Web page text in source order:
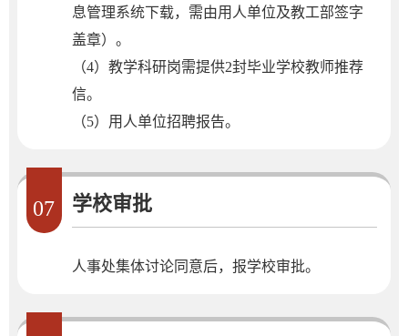
息管理系统下载，需由用人单位及教工部签字
盖章）。
（4）教学科研岗需提供2封毕业学校教师推荐
信。
（5）用人单位招聘报告。
07 学校审批
人事处集体讨论同意后，报学校审批。